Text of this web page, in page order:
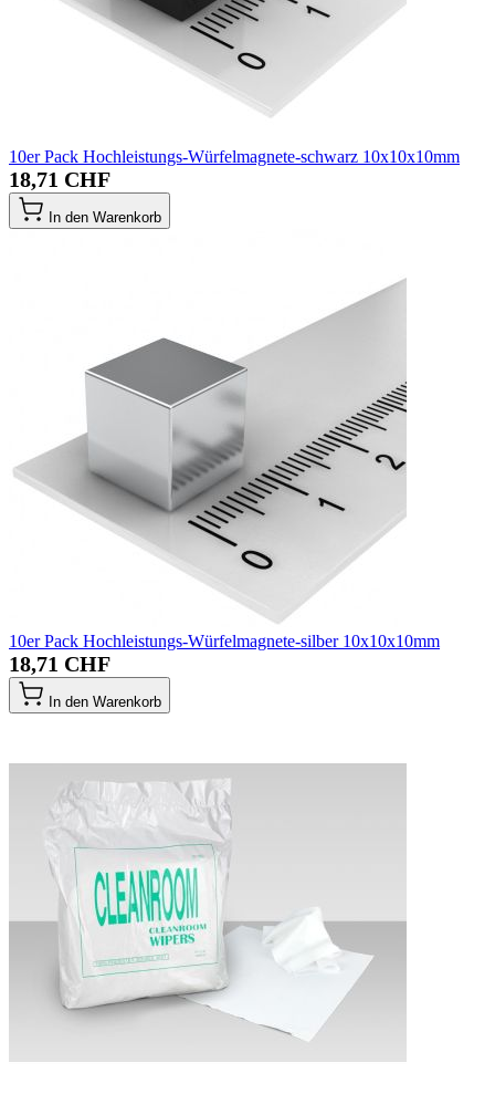
10er Pack Hochleistungs-Würfelmagnete-schwarz 10x10x10mm
18,71 CHF
In den Warenkorb
10er Pack Hochleistungs-Würfelmagnete-silber 10x10x10mm
18,71 CHF
In den Warenkorb